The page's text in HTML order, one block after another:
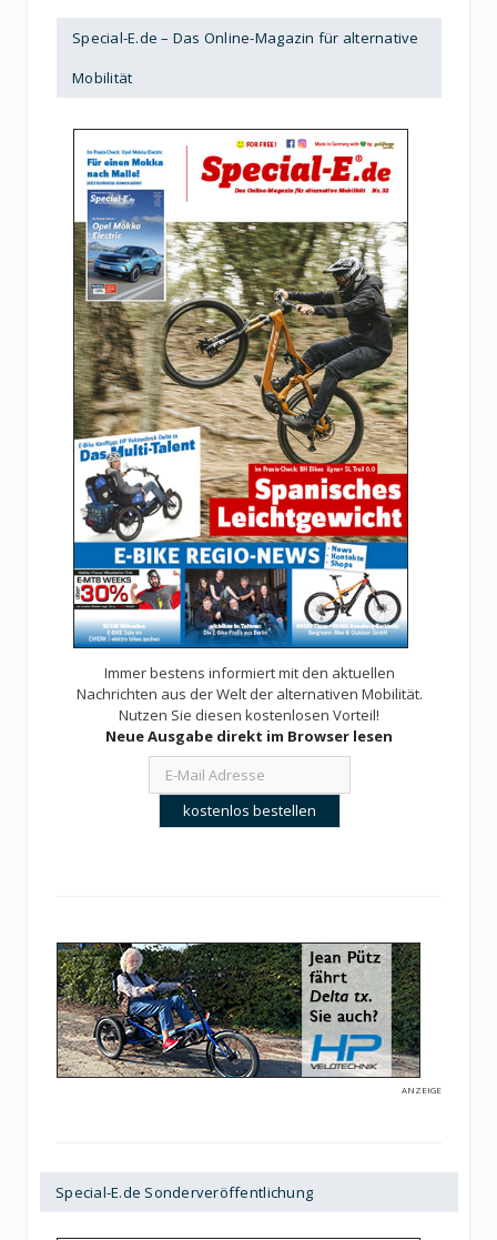
Special-E.de – Das Online-Magazin für alternative
Mobilität
Immer bestens informiert mit den aktuellen
Nachrichten aus der Welt der alternativen Mobilität.
Nutzen Sie diesen kostenlosen Vorteil!
Neue Ausgabe direkt im Browser lesen
ANZEIGE
Special-E.de Sonderveröffentlichung